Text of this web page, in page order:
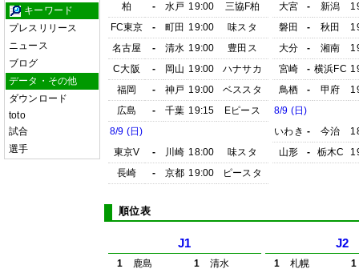
キーワード
プレスリリース
ニュース
ブログ
データ・その他
ダウンロード
toto
試合
選手
柏
- 水戸 19:00
三協F柏
FC東京
- 町田 19:00
味スタ
名古屋
- 清水 19:00
豊田ス
C大阪
- 岡山 19:00
ハナサカ
福岡
- 神戸 19:00
ベススタ
広島
- 千葉 19:15
Eピース
8/9 (日)
東京V
- 川崎 18:00
味スタ
長崎
- 京都 19:00 ピースタ
大宮
- 新潟
磐田
- 秋田
大分
- 湘南
宮崎
- 横浜FC
鳥栖
- 甲府
8/9 (日)
いわき - 今治
山形
- 栃木C
順位表
J1
1 鹿島 1
清水
J2
1 札幌
1